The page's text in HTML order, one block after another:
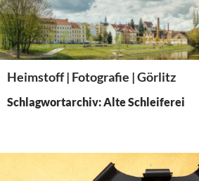
Zum
Inhalt
springen
Heimstoff | Fotografie | Görlitz
Schlagwortarchiv: Alte Schleiferei